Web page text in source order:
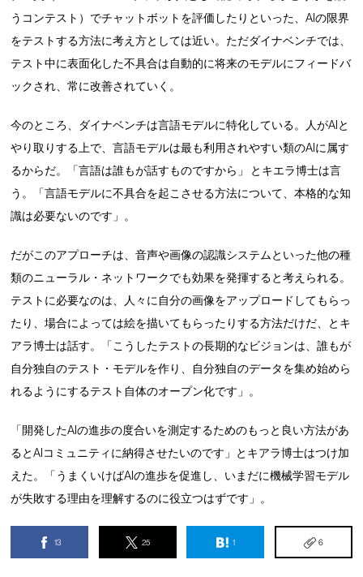
うコンテスト）でチャットボットを評価したりといった、AIの限界
をテストする方法に考え方としては近い。ただダイナベンチでは、
テスト中に表面化した不具合は自動的に将来のモデルにフィードバ
ックされ、常に改善されていく。
今のところ、ダイナベンチは言語モデルに特化している。人がAIと
やり取りする上で、言語モデルは最も利用されやすい類のAIに属す
るからだ。「言語は誰もが話すものですから」 とキエラ博士は言
う。「言語モデルに不具合を起こさせる方法について、本格的な知
識は必要ないのです」。
だがこのアプローチは、音声や画像の認識システムといった他の種
類のニューラル・ネットワークでも効果を発揮すると考えられる。
テストに必要なのは、人々に自分の画像をアップロードしてもらっ
たり、場合によっては絵を描いてもらったりする方法だけだ、とキ
アラ博士は話す。「こうしたテストの長期的なビジョンは、誰もが
自分独自のテスト・モデルを作り、自分独自のデータを集め始めら
れるようにするテスト自体のオープン化です」。
「開発したAIの進歩の度合いを測定するためのもっと良い方法があ
るとAIコミュニティに納得させたいのです」とキアラ博士はつけ加
えた。「うまくいけばAIの進歩を促進し、いまだに機械学習モデル
が失敗する理由を理解するのに役立つはずです」。
13 25 1 6